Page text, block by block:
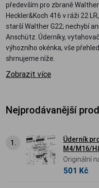
především pro zbraně
Heckler&Koch 416 v ráži 22
starší Walther G22; nechybí
Anschütz. Úderníky,
výhozního okénka, vše
shrnujeme níže.
Zobrazit více
Nejprodávanější
1.
Úderník
M4/M16/
Originální
Carl
501 Kč